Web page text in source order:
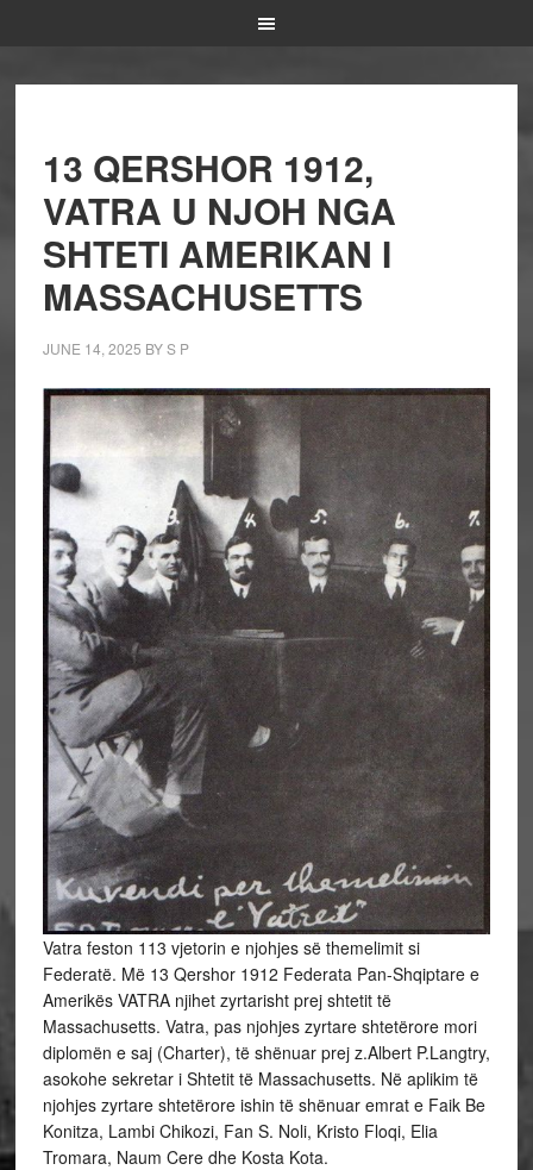
13 QERSHOR 1912,
VATRA U NJOH NGA
SHTETI AMERIKAN I
MASSACHUSETTS
JUNE 14, 2025 BYS P
Vatra feston 113 vjetorin e njohjes së themelimit si
Federatë. Më 13 Qershor 1912 Federata Pan-Shqiptare e
Amerikës VATRA njihet zyrtarisht prej shtetit të
Massachusetts. Vatra, pas njohjes zyrtare shtetërore mori
diplomën e saj (Charter), të shënuar prej z.Albert P.Langtry,
asokohe sekretar i Shtetit të Massachusetts. Në aplikim të
njohjes zyrtare shtetërore ishin të shënuar emrat e Faik Be
Konitza, Lambi Chikozi, Fan S. Noli, Kristo Floqi, Elia
Tromara, Naum Cere dhe Kosta Kota.